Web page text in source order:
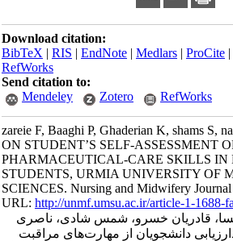
Download citation:
BibTeX|RIS|EndNote|Medlars|
RefWorks
Send citation to:
Mendeley
Zotero RefWorks
zareie F, Baaghi P, Ghaderian K, shams
ON STUDENT’S SELF-ASSESSMENT
PHARMACEUTICAL-CARE SKILLS
STUDENTS, URMIA UNIVERSITY OF
SCIENCES. Nursing and Midwifery
URL:http://unmf.umsu.ac.ir/article-1-1688-
قادریان خسرو، شمس شادی، ناصری
دانشجویان از مهارت‌های مراقبت